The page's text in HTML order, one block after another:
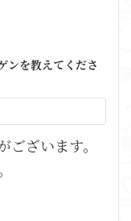
ンを教えてくださ
ざいます。